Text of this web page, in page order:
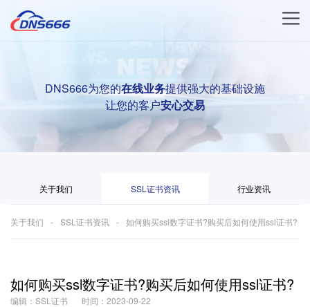
DNS666为您的在线业务提供强大的基础设施
让您的客户安心交易
关于我们 SSL证书资讯 行业资讯
关于我们 SSL证书资讯 如何购买ssl数字证书?购买后如何使用ssl证书?
如何购买ssl数字证书?购买后如何使用ssl证书?
编辑：SSL证书 时间：2023-09-22